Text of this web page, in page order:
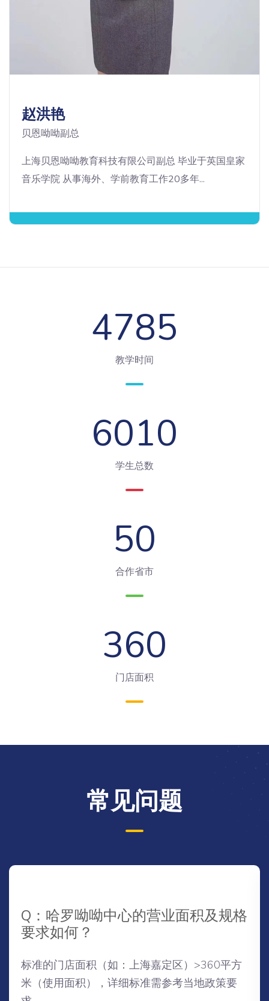
赵洪艳
贝恩呦呦副总
上海贝恩呦呦教育科技有限公司副总 毕业于英国皇家
音乐学院 从事海外、学前教育工作20多年...
4785
教学时间
6010
学生总数
50
合作省市
360
门店面积
常见问题
Q：哈罗呦呦中心的营业面积及规格
要求如何？
标准的门店面积（如：上海嘉定区）>360平方
米（使用面积），详细标准需参考当地政策要